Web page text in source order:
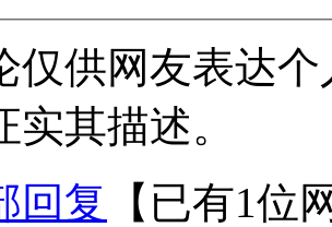
仅供网友表达
其描述。
回复
【已有1位